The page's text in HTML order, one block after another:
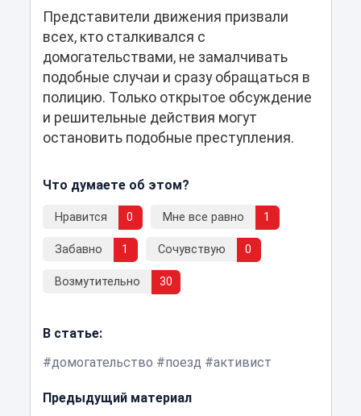
Представители движения призвали
всех, кто сталкивался с
домогательствами, не замалчивать
подобные случаи и сразу обращаться в
полицию. Только открытое обсуждение
и решительные действия могут
остановить подобные преступления.
Что думаете об этом?
Нравится 0 Мне все равно 1
Забавно 1 Сочувствую 0
Возмутительно 30
В статье:
домогательство
поезд активист
Предыдущий материал